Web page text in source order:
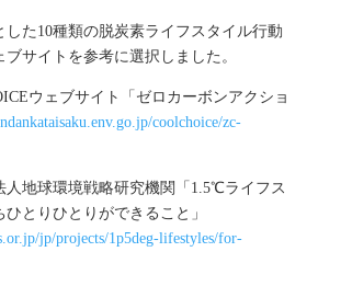
した10種類の脱炭素ライフスタイル行動
サイトを参考に選択しました。
ウェブサイト「ゼロカーボンアクショ
coolchoice/zc-
人地球環境戦略研究機関「1.5℃ライフス
ひとりひとりができること」
jp/projects/1p5deg-lifestyles/for-